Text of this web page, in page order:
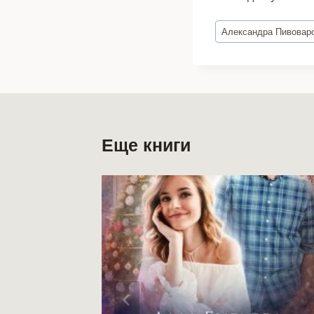
Метки
записи:
Александра
Еще книги